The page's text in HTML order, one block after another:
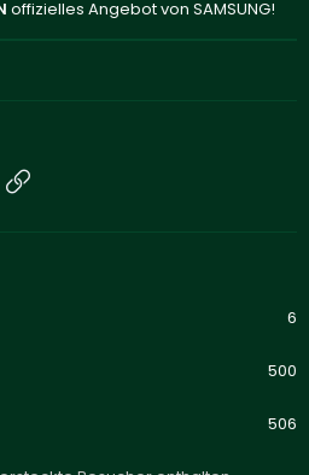
offizielles Angebot von SAMSUNG!
E-Mail
6
500
506